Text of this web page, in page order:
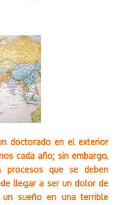
doctorado en el exterior
cada año; sin embargo,
procesos que se deben
llegar a ser un dolor de
sueño en una terrible